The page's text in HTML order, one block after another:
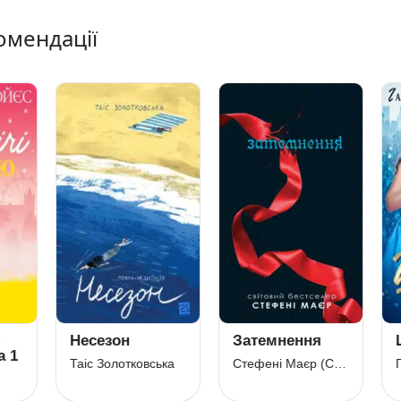
Золотковська Стефені Маєр (Стефані Майєр)
Шостий
Ганна Зюман